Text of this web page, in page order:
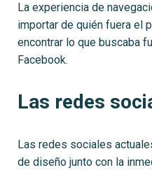
La experiencia de
importar de quién fuera el
encontrar lo que buscaba
Facebook.
Las redes
Las redes sociales
de diseño junto con la